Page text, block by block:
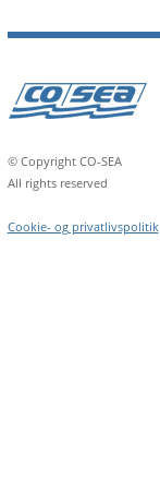
© Copyright CO-SEA
All rights reserved
Cookie- og privatlivspolitik